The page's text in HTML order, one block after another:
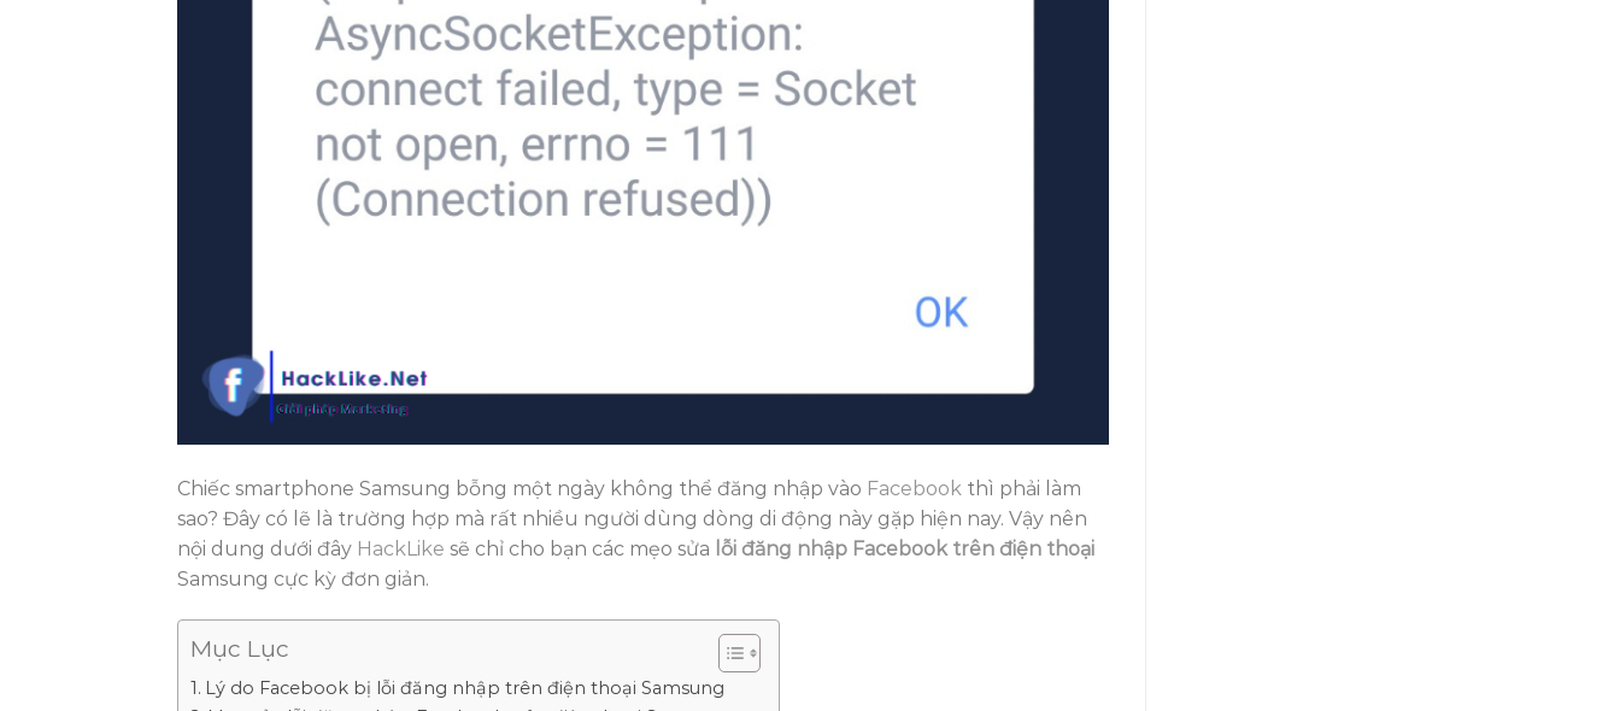
Chiếc smartphone Samsung bỗng một ngày không thể đăng nhập vào Facebook thì phải làm
sao? Đây có lẽ là trường hợp mà rất nhiều người dùng dòng di động này gặp hiện nay. Vậy nên
nội dung dưới đây HackLike sẽ chỉ cho bạn các mẹo sửa lỗi đăng nhập Facebook trên điện thoại
Samsung cực kỳ đơn giản.
Mục Lục
Lý do Facebook bị lỗi đăng nhập trên điện thoại Samsung